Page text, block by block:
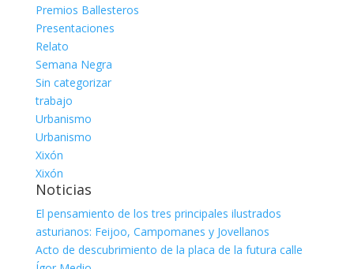
Premios Ballesteros
Presentaciones
Relato
Semana Negra
Sin categorizar
trabajo
Urbanismo
Urbanismo
Xixón
Xixón
Noticias
El pensamiento de los tres principales ilustrados
asturianos: Feijoo, Campomanes y Jovellanos
Acto de descubrimiento de la placa de la futura calle